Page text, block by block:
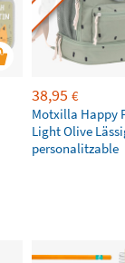
38,95 €
Motxilla Happy
Light Olive
personalitzable